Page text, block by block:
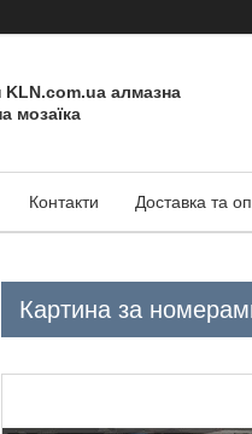
KLN.com.ua алмазна
мозаїка
Контакти Доставка та
Картина за